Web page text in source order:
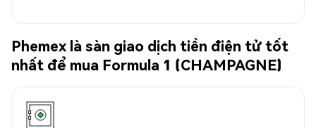
Phemex là sàn giao dịch tiền điện tử tốt
nhất để mua Formula 1 (CHAMPAGNE)